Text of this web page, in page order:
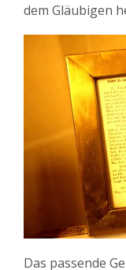
dem Gläubigen
Das passende